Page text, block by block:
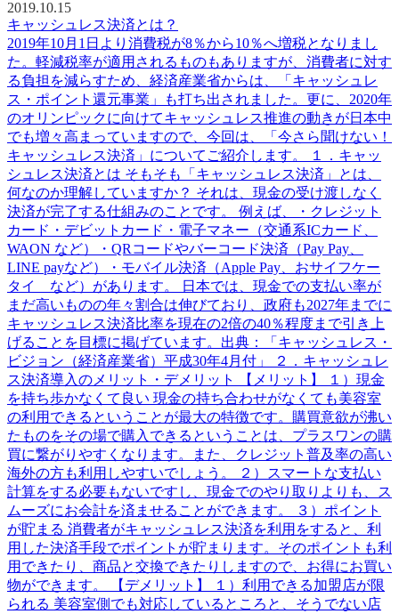
2019.10.15
キャッシュレス決済とは？
2019年10月1日より消費税が8％から10％へ増税となりまし
た。軽減税率が適用されるものもありますが、消費者に対す
る負担を減らすため、経済産業省からは、「キャッシュレ
ス・ポイント還元事業」も打ち出されました。更に、2020年
のオリンピックに向けてキャッシュレス推進の動きが日本中
でも増々高まっていますので、今回は、「今さら聞けない！
キャッシュレス決済」についてご紹介します。 １．キャッ
シュレス決済とは そもそも「キャッシュレス決済」とは、
何なのか理解していますか？ それは、現金の受け渡しなく
決済が完了する仕組みのことです。 例えば、・クレジット
カード・デビットカード・電子マネー（交通系ICカード、
WAON など）・QRコードやバーコード決済（Pay Pay、
LINE payなど）・モバイル決済（Apple Pay、おサイフケー
タイ など）があります。 日本では、現金での支払い率が
まだ高いものの年々割合は伸びており、政府も2027年までに
キャッシュレス決済比率を現在の2倍の40％程度まで引き上
げることを目標に掲げています。出典：「キャッシュレス・
ビジョン（経済産業省）平成30年4月付」 ２．キャッシュレ
ス決済導入のメリット・デメリット 【メリット】 １）現金
を持ち歩かなくて良い 現金の持ち合わせがなくても美容室
の利用できるということが最大の特徴です。購買意欲が沸い
たものをその場で購入できるということは、プラスワンの購
買に繋がりやすくなります。また、クレジット普及率の高い
海外の方も利用しやすいでしょう。 ２）スマートな支払い
計算をする必要もないですし、現金でのやり取りよりも、ス
ムーズにお会計を済ませることができます。 ３）ポイント
が貯まる 消費者がキャッシュレス決済を利用をすると、利
用した決済手段でポイントが貯まります。そのポイントも利
用できたり、商品と交換できたりしますので、お得にお買い
物ができます。 【デメリット】 １）利用できる加盟店が限
られる 美容室側でも対応しているところと、そうでない店